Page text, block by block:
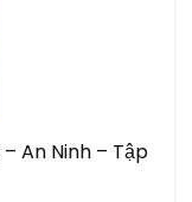
An Ninh – Tập